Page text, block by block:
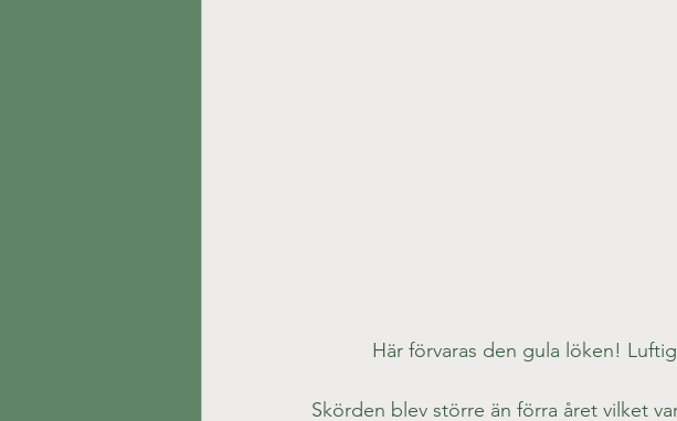
Här förvaras den gula löken!
Skörden blev större än förra året vilket